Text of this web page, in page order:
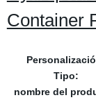
Container
Tipo:
nombre del